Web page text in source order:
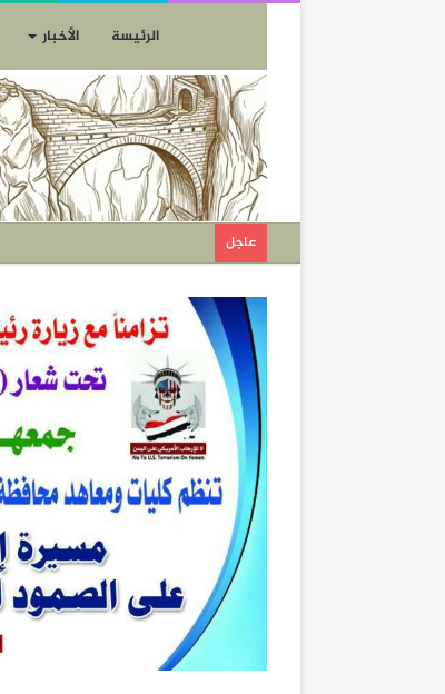
الرئيسة الأخبار
عاجل